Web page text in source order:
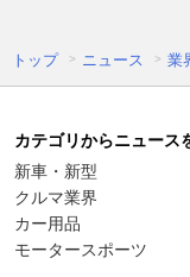
トップ ニュース 業
カテゴリからニュース
新車・新型
クルマ業界
カー用品
モータースポーツ